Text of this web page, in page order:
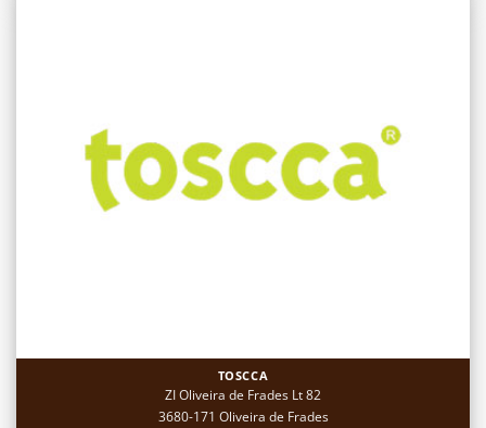
TOSCCA
ZI Oliveira de Frades Lt 82
3680-171 Oliveira de Frades